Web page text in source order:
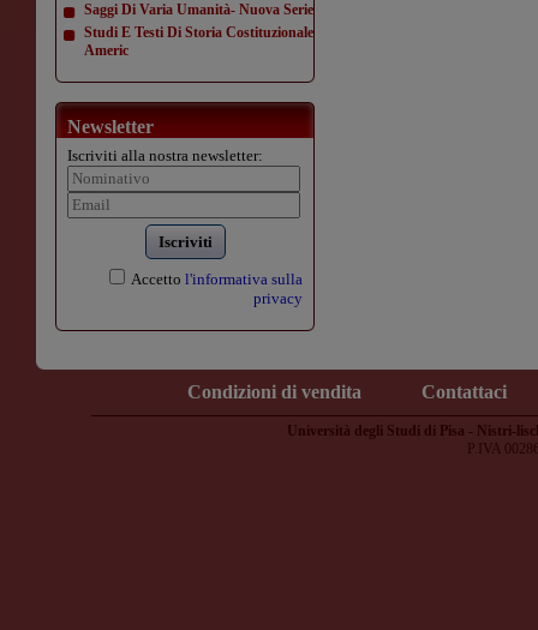
Saggi Di Varia Umanità- Nuova Serie
Studi E Testi Di Storia Costituzionale
Americ
Newsletter
Iscriviti alla nostra newsletter:
Iscriviti
Accetto l'informativa sulla
privacy
Condizioni di vendita Contattaci
Università degli Studi di Pisa - Nistri-
P.IVA